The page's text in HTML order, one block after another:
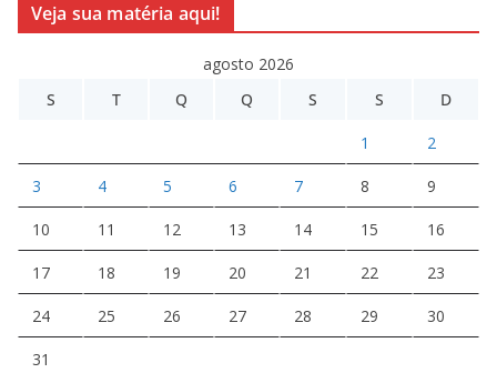
Veja sua matéria aqui!
agosto 2026
S
T Q Q S S D
1 2
3 4 5 6 7 8 9
10 11 12 13 14 15 16
17 18 19 20 21 22 23
24 25 26 27 28 29 30
31